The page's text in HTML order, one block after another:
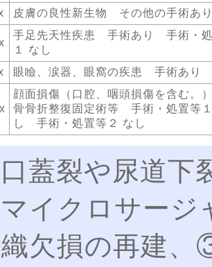
皮膚の良性新生物 その他の手術あ
手足先天性疾患 手術あり 手術・
１ なし
眼瞼、涙器、眼窩の疾患 手術あり
顔面損傷（口腔、咽頭損傷を含む。
骨骨折整復固定術等 手術・処置等
し 手術・処置等２ なし
蓋裂や尿道下
イクロサージ
欠損の再建